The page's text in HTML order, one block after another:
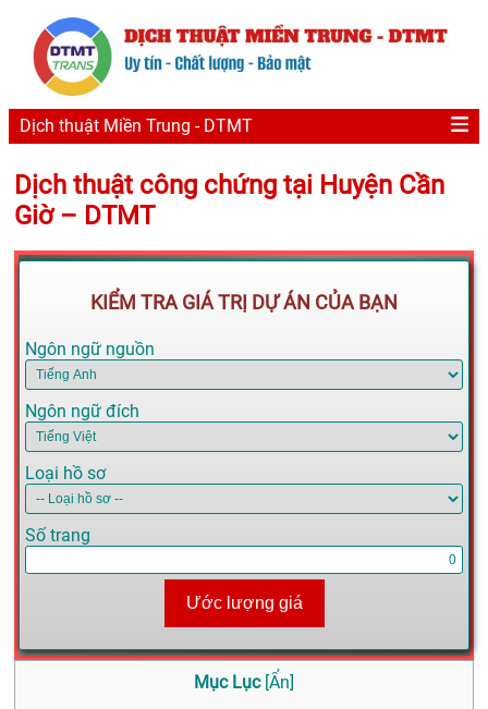
Dịch thuật Miền Trung - DTMT
Dịch thuật công chứng tại Huyện Cần
Giờ – DTMT
KIỂM TRA GIÁ TRỊ DỰ ÁN CỦA BẠN
Ngôn ngữ nguồn
Ngôn ngữ đích
Loại hồ sơ
Số trang
Ước lượng giá
Mục Lục [Ẩn]